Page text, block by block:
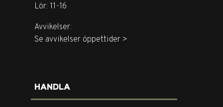
Lör: 11-16
Avvikelser:
Se avvikelser öppettider >
HANDLA